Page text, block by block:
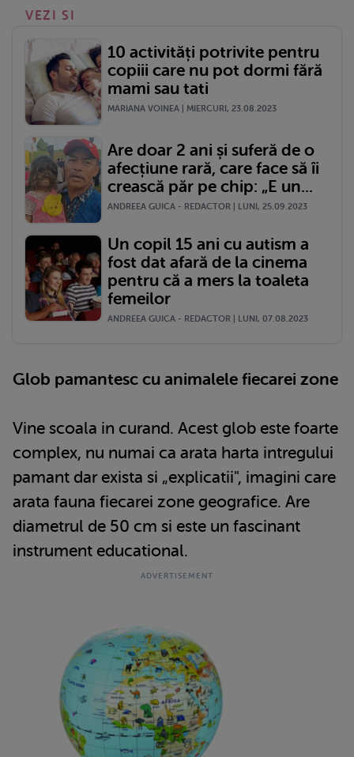
VEZI SI
10 activități potrivite pentru
copiii care nu pot dormi fără
mami sau tati
MARIANA VOINEA | MIERCURI, 23.08.2023
Are doar 2 ani și suferă de o
afecțiune rară, care face să îi
crească păr pe chip: „E un...
ANDREEA GUICA - REDACTOR | LUNI, 25.09.2023
Un copil 15 ani cu autism a
fost dat afară de la cinema
pentru că a mers la toaleta
femeilor
ANDREEA GUICA - REDACTOR | LUNI, 07.08.2023
Glob pamantesc cu animalele fiecarei zone
Vine scoala in curand. Acest glob este foarte
complex, nu numai ca arata harta intregului
pamant dar exista si „explicatii", imagini care
arata fauna fiecarei zone geografice. Are
diametrul de 50 cm si este un fascinant
instrument educational.